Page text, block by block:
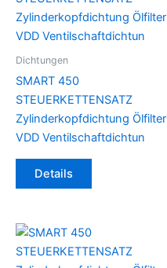
Dichtungen
SMART 450
STEUERKETTENSATZ
Zylinderkopfdichtung Ölfilter
VDD Ventilschaftdichtun
Details